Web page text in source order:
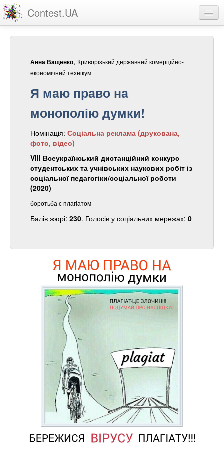
Contest.UA
Статистика
Про проект
реєстрація
Анна Ващенко, Криворізький державний комерційно-
економічний технікум
Я маю право на
монополію думки!
Номінація: Соціальна реклама (друкована,
фото, відео)
VIII Всеукраїнський дистанційний конкурс
студентських та учнівських наукових робіт із
соціальної педагогіки/соціальної роботи
(2020)
боротьба с плагіатом
Балів жюрі: 230. Голосів у соціальних мережах: 0